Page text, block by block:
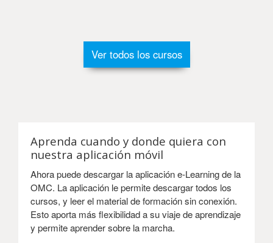
Ver todos los cursos
Aprenda cuando y donde quiera con
nuestra aplicación móvil
Ahora puede descargar la aplicación e-Learning de la
OMC. La aplicación le permite descargar todos los
cursos, y leer el material de formación sin conexión.
Esto aporta más flexibilidad a su viaje de aprendizaje
y permite aprender sobre la marcha.